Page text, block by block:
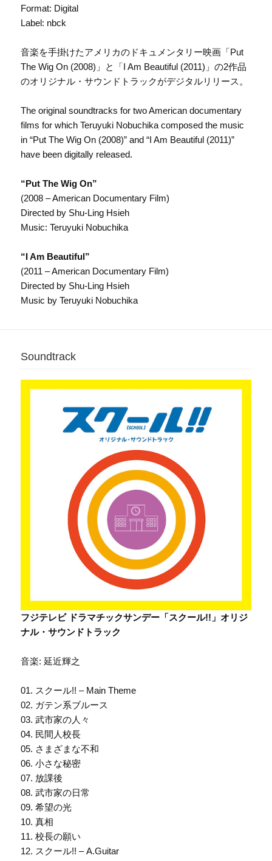
Format: Digital
Label: nbck
音楽を手掛けたアメリカのドキュメンタリー映画「Put
The Wig On (2008)」と「I Am Beautiful (2011)」の2作品
のオリジナル・サウンドトラックがデジタルリリース。
The original soundtracks for two American documentary
films for which Teruyuki Nobuchika composed the music
in “Put The Wig On (2008)” and “I Am Beautiful (2011)”
have been digitally released.
“Put The Wig On”
(2008 – American Documentary Film)
Directed by Shu-Ling Hsieh
Music: Teruyuki Nobuchika
“I Am Beautiful”
(2011 – American Documentary Film)
Directed by Shu-Ling Hsieh
Music by Teruyuki Nobuchika
Soundtrack
フジテレビ ドラマチックサンデー「スクール!!」オリジ
ナル・サウンドトラック
音楽: 延近輝之
01. スクール!! – Main Theme
02. ガテン系ブルース
03. 武市家の人々
04. 民間人校長
05. さまざまな不和
06. 小さな秘密
07. 放課後
08. 武市家の日常
09. 希望の光
10. 真相
11. 校長の願い
12. スクール!! – A.Guitar